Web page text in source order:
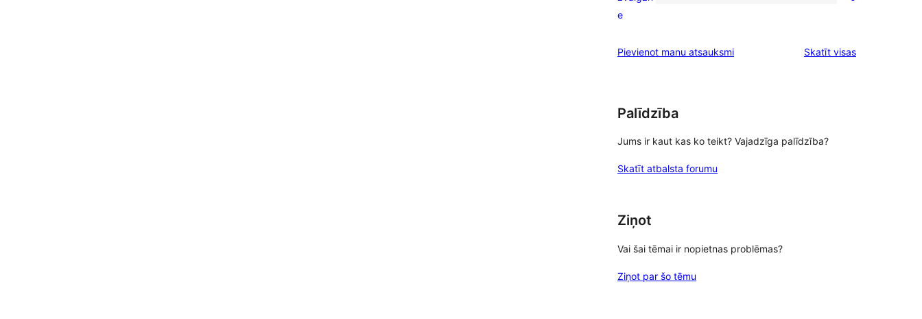
0
1-
reviews
e
Pievienot manu atsauksmi Skatīt visasatsauksmes
Palīdzība
Jums ir kaut kas ko teikt? Vajadzīga palīdzība?
Skatīt atbalsta forumu
Ziņot
Vai šai tēmai ir nopietnas problēmas?
Ziņot par šo tēmu